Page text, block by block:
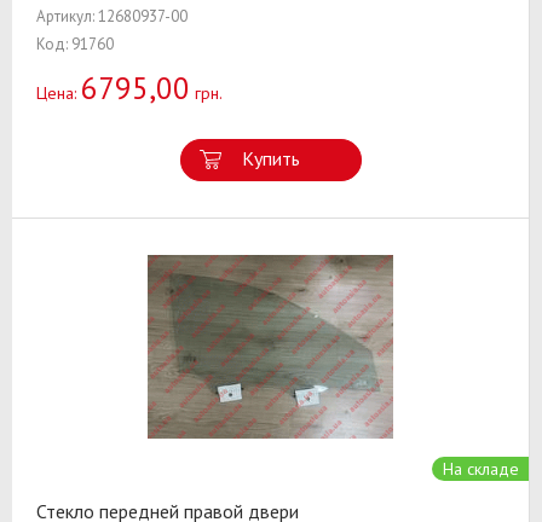
Артикул: 12680937-00
Код: 91760
Цена: 6795,00 грн.
Купить
На складе
Стекло передней правой двери